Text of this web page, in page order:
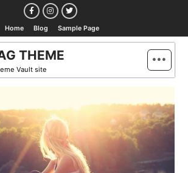
Home Blog Sample Page
THEME
Vault site